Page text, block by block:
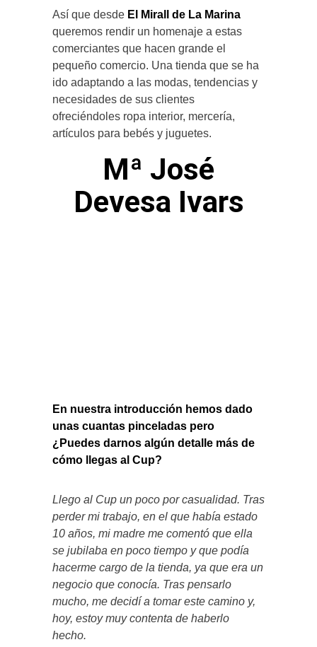
Así que desde El Mirall de La Marina
queremos rendir un homenaje a estas
comerciantes que hacen grande el
pequeño comercio. Una tienda que se ha
ido adaptando a las modas, tendencias y
necesidades de sus clientes
ofreciéndoles ropa interior, mercería,
artículos para bebés y juguetes.
Mª José
Devesa Ivars
En nuestra introducción hemos dado
unas cuantas pinceladas pero
¿Puedes darnos algún detalle más de
cómo llegas al Cup?
Llego al Cup un poco por casualidad. Tras
perder mi trabajo, en el que había estado
10 años, mi madre me comentó que ella
se jubilaba en poco tiempo y que podía
hacerme cargo de la tienda, ya que era un
negocio que conocía. Tras pensarlo
mucho, me decidí a tomar este camino y,
hoy, estoy muy contenta de haberlo
hecho.